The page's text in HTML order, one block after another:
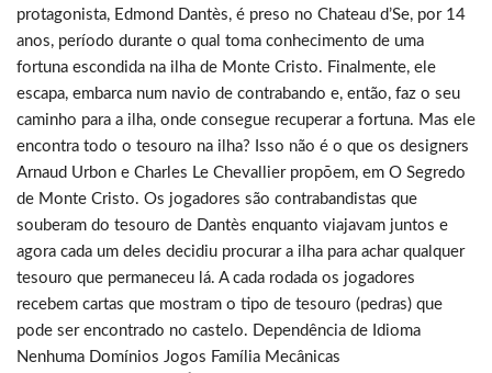
protagonista, Edmond Dantès, é preso no Chateau d’Se, por 14
anos, período durante o qual toma conhecimento de uma
fortuna escondida na ilha de Monte Cristo. Finalmente, ele
escapa, embarca num navio de contrabando e, então, faz o seu
caminho para a ilha, onde consegue recuperar a fortuna. Mas ele
encontra todo o tesouro na ilha? Isso não é o que os designers
Arnaud Urbon e Charles Le Chevallier propõem, em O Segredo
de Monte Cristo. Os jogadores são contrabandistas que
souberam do tesouro de Dantès enquanto viajavam juntos e
agora cada um deles decidiu procurar a ilha para achar qualquer
tesouro que permaneceu lá. A cada rodada os jogadores
recebem cartas que mostram o tipo de tesouro (pedras) que
pode ser encontrado no castelo. Dependência de Idioma
Nenhuma Domínios Jogos Família Mecânicas